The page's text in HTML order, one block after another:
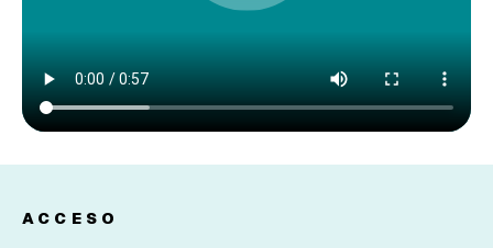
ACCESO